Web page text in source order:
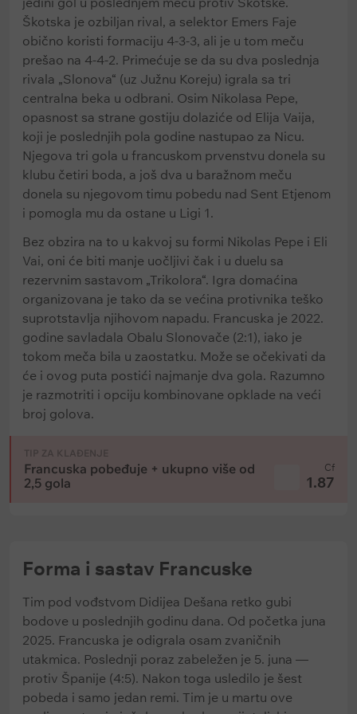
Škotska je ozbiljan rival, a selektor Emers Faje
obično koristi formaciju 4-3-3, ali je u tom meču
prešao na 4-4-2. Primećuje se da su dva poslednja
rivala „Slonova“ (uz Južnu Koreju) igrala sa tri
centralna beka u odbrani. Osim Nikolasa Pepe,
opasnost sa strane gostiju dolaziće od Elija Vaija,
koji je poslednjih pola godine nastupao za Nicu.
Njegova tri gola u francuskom prvenstvu donela su
klubu četiri boda, a još dva u baražnom meču
donela su njegovom timu pobedu nad Sent Etjenom
i pomogla mu da ostane u Ligi 1.
Bez obzira na to u kakvoj su formi Nikolas Pepe i Eli
Vai, oni će biti manje uočljivi čak i u duelu sa
rezervnim sastavom „Trikolora“. Igra domaćina
organizovana je tako da se većina protivnika teško
suprotstavlja njihovom napadu. Francuska je 2022.
godine savladala Obalu Slonovače (2:1), iako je
tokom meča bila u zaostatku. Može se očekivati da
će i ovog puta postići najmanje dva gola. Razumno
je razmotriti i opciju kombinovane opklade na veći
broj golova.
TIP ZA KLAĐENJE
Francuska pobeđuje + ukupno više od
2,5 gola
Cf
1.87
Forma i sastav Francuske
Tim pod vođstvom Didijea Dešana retko gubi
bodove u poslednjih godinu dana. Od početka juna
2025. Francuska je odigrala osam zvaničnih
utakmica. Poslednji poraz zabeležen je 5. juna —
protiv Španije (4:5). Nakon toga usledilo je šest
pobeda i samo jedan remi. Tim je u martu ove